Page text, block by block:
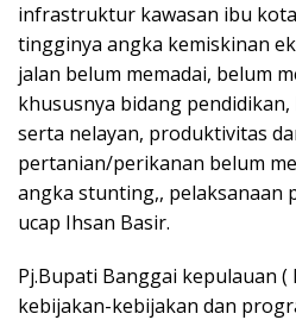
infrastruktur kawasan ibu
tingginya angka kemiskinan
jalan belum memadai, belum
khususnya bidang
serta nelayan, produktivitas
pertanian/perikanan belum
angka stunting,, pelaksanaan
ucap Ihsan Basir.
Pj.Bupati Banggai kepulauan
kebijakan-kebijakan dan